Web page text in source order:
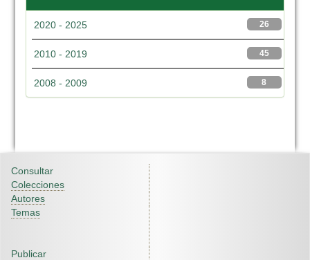
26
2020 - 2025
45
2010 - 2019
8
2008 - 2009
Consultar
Colecciones
Autores
Temas
Publicar